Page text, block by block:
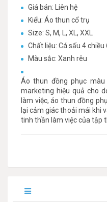
Giá bán: Liên hệ
Kiểu: Áo thun cổ trụ
Size: S, M, L, XL, XXL
Chất liệu: Cá sấu 4
Màu sắc: Xanh rêu
Áo thun đồng phục
marketing hiệu quả cho
làm việc, áo thun đồng
lại cảm giác thoải mái khi
tinh thần làm việc của tập